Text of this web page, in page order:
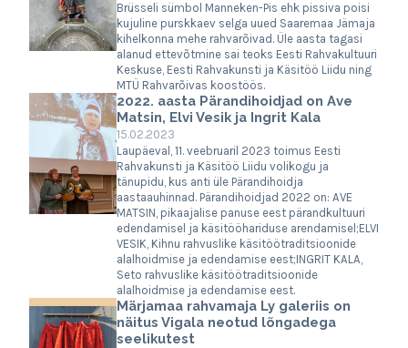
Brüsseli sümbol Manneken-Pis ehk pissiva poisi
kujuline purskkaev selga uued Saaremaa Jämaja
kihelkonna mehe rahvarõivad. Üle aasta tagasi
alanud ettevõtmine sai teoks Eesti Rahvakultuuri
Keskuse, Eesti Rahvakunsti ja Käsitöö Liidu ning
MTÜ Rahvarõivas koostöös.
2022. aasta Pärandihoidjad on Ave
Matsin, Elvi Vesik ja Ingrit Kala
15.02.2023
Laupäeval, 11. veebruaril 2023 toimus Eesti
Rahvakunsti ja Käsitöö Liidu volikogu ja
tänupidu, kus anti üle Pärandihoidja
aastaauhinnad. Pärandihoidjad 2022 on: AVE
MATSIN, pikaajalise panuse eest pärandkultuuri
edendamisel ja käsitööhariduse arendamisel;ELVI
VESIK, Kihnu rahvuslike käsitöötraditsioonide
alalhoidmise ja edendamise eest;INGRIT KALA,
Seto rahvuslike käsitöötraditsioonide
alalhoidmise ja edendamise eest.
Märjamaa rahvamaja Ly galeriis on
näitus Vigala neotud lõngadega
seelikutest